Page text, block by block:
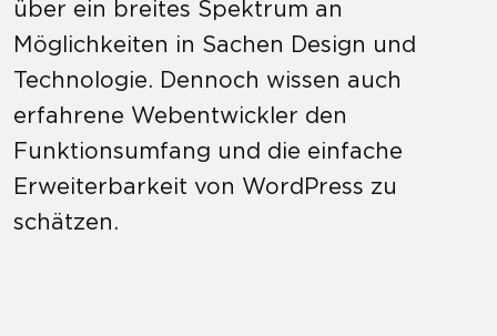
über ein breites Spektrum an
Möglichkeiten in Sachen Design und
Technologie. Dennoch wissen auch
erfahrene Webentwickler den
Funktionsumfang und die einfache
Erweiterbarkeit von WordPress zu
schätzen.